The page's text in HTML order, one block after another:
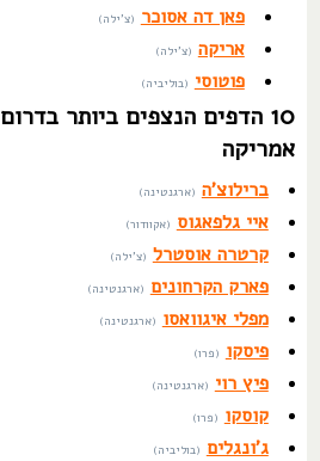
פאן דה אסוכר (צ'ילה)
אריקה (צ'ילה)
פוטוסי (בוליביה)
10 הדפים הנצפים ביותר בדרום
אמריקה
ברילוצ'ה (ארגנטינה)
איי גלפאגוס (אקוודור)
קרטרה אוסטרל (צ'ילה)
פארק הקרחונים (ארגנטינה)
מפלי איגוואסו (ארגנטינה)
פיסקו (פרו)
פיץ רוי (ארגנטינה)
קוסקו (פרו)
ג'ונגלים (בוליביה)